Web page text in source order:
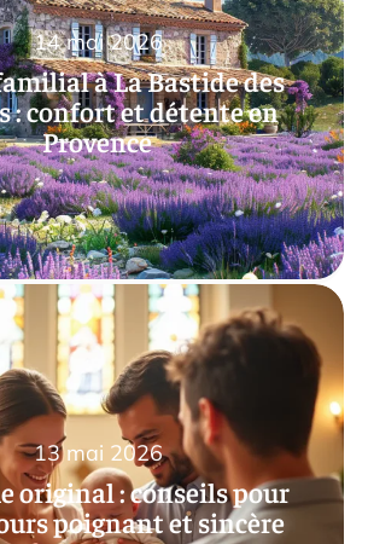
à La Bastide des
: confort et détente en
Provence
14 mai 2026
original : conseils pour
poignant et sincère
13 mai 2026